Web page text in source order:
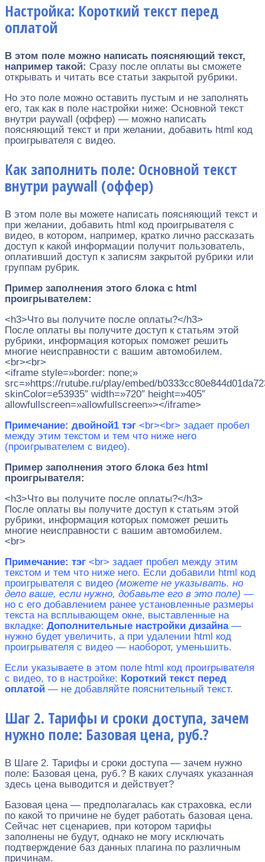
Настройка: Короткий текст перед
оплатой
В этом поле можно написать поясняющий текст,
например такой: Сразу после оплаты вы сможете
открывать и читать все статьи закрытой рубрики.
Но это поле можно оставить пустым и не заполнять
его, так как в поле настройки ниже: Основной текст
внутри paywall (оффер) — можно написать
поясняющий текст и при желании, добавить html код
проигрывателя с видео.
Как заполнить поле: Основной текст
внутри paywall (оффер)
В этом поле вы можете написать поясняющий текст и
при желании, добавить html код проигрывателя с
видео, в котором, например, кратко лично рассказать
доступ к какой информации получит пользователь,
оплативший доступ к записям закрытой рубрики или
группам рубрик.
Пример заполнения этого блока с html
проигрывателем:
<h3>Что вы получите после оплаты?</h3>
После оплаты вы получите доступ к статьям этой
рубрики, информация которых поможет решить
многие неисправности с вашим автомобилем.
<br><br>
<iframe style=»border: none;»
src=»https://rutube.ru/play/embed/
skinColor=e53935″ width=»720″ height=»405″
allowfullscreen=»allowfullscreen»></iframe>
Примечание: двойной1 тэг <br><br> задает пробел
между этим текстом и тем что ниже него
(проигрывателем с видео).
Пример заполнения этого блока без html
проигрывателя:
<h3>Что вы получите после оплаты?</h3>
После оплаты вы получите доступ к статьям этой
рубрики, информация которых поможет решить
многие неисправности с вашим автомобилем.
<br>
Примечание: тэг <br> задает пробел между этим
текстом и тем что ниже него. Если добавили html код
проигрывателя с видео (можете не указывать. но
дело ваше, если нужно, добавьте его в это поле) —
но с его добавлением ранее установленные размеры
текста на всплывающем окне, выставленные на
вкладке: Дополнительные настройки дизайна—
нужно будет увеличить, а при удалении html код
проигрывателя с видео — наоборот, уменьшить.
Если указываете в этом поле html код проигрывателя
с видео, то в настройке: Короткий текст перед
оплатой — не добавляйте пояснительный текст.
Шаг 2. Тарифы и сроки доступа, зачем
нужно поле: Базовая цена, руб.?
В Шаге 2. Тарифы и сроки доступа — зачем нужно
поле: Базовая цена, руб.? В каких случаях указанная
здесь цена выводится и действует?
Базовая цена — предполагалась как страховка, если
по какой то причине не будет работать базовая цена.
Сейчас нет сценариев, при котором тарифы
заполнены не будут, однако не могу исключать
подтверждение баз данных плагина по различным
причинам.